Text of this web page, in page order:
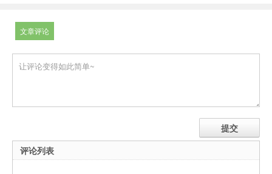
文章评论
评论列表